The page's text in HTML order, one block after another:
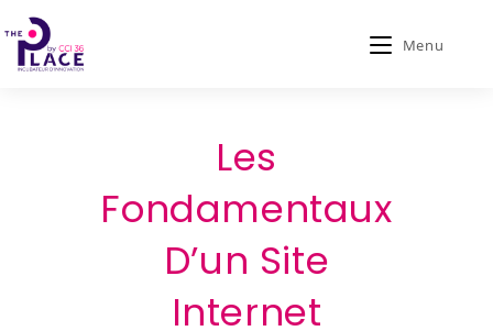
Menu
Les
Fondamentaux
D’un Site
Internet